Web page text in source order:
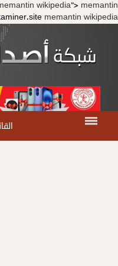
wikipedia"> memantin
memantin wikipedia">